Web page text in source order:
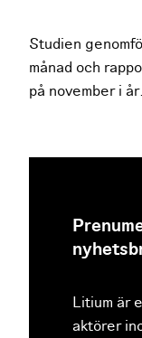
Studien
månad och
på november i år.
Litium är
aktörer